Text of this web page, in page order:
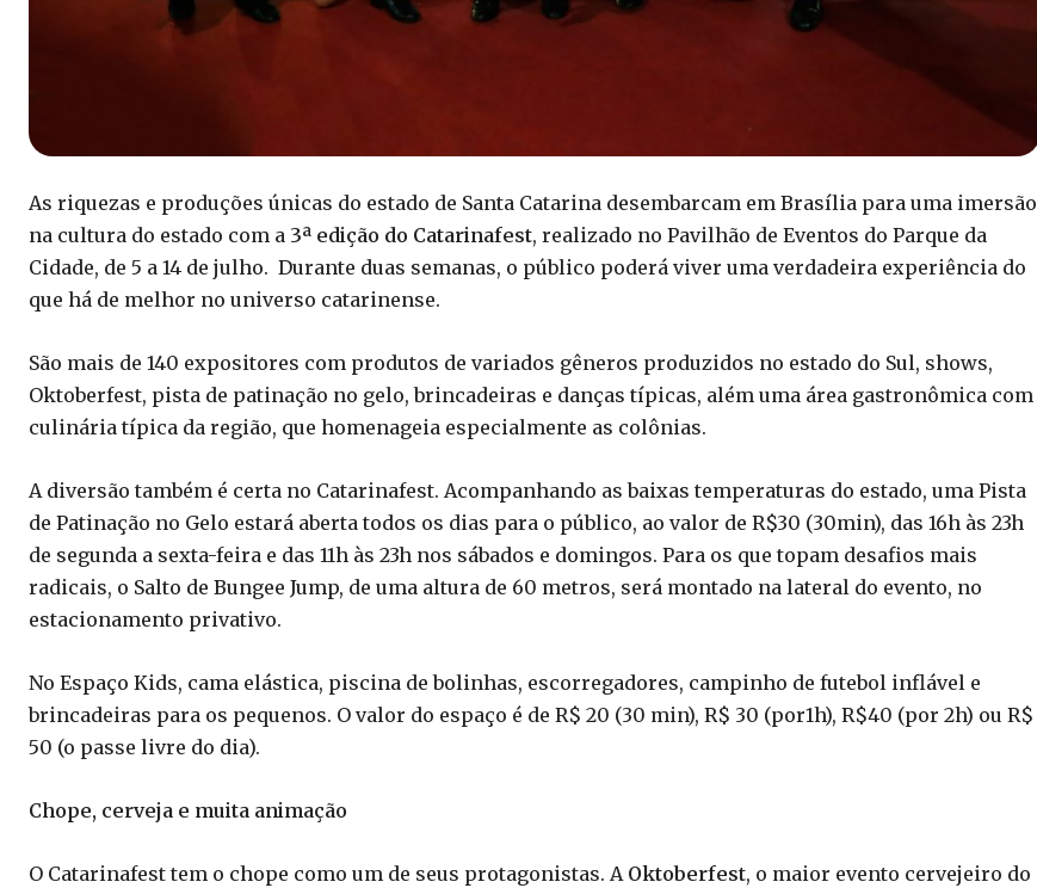
As riquezas e produções únicas do estado de Santa Catarina desembarcam em Brasília para uma imersão
na cultura do estado com a 3ª edição do Catarinafest, realizado no Pavilhão de Eventos do Parque da
Cidade, de 5 a 14 de julho. Durante duas semanas, o público poderá viver uma verdadeira experiência do
que há de melhor no universo catarinense.
São mais de 140 expositores com produtos de variados gêneros produzidos no estado do Sul, shows,
Oktoberfest, pista de patinação no gelo, brincadeiras e danças típicas, além uma área gastronômica com
culinária típica da região, que homenageia especialmente as colônias.
A diversão também é certa no Catarinafest. Acompanhando as baixas temperaturas do estado, uma Pista
de Patinação no Gelo estará aberta todos os dias para o público, ao valor de R$30 (30min), das 16h às 23h
de segunda a sexta-feira e das 11h às 23h nos sábados e domingos. Para os que topam desafios mais
radicais, o Salto de Bungee Jump, de uma altura de 60 metros, será montado na lateral do evento, no
estacionamento privativo.
No Espaço Kids, cama elástica, piscina de bolinhas, escorregadores, campinho de futebol inflável e
brincadeiras para os pequenos. O valor do espaço é de R$ 20 (30 min), R$ 30 (por1h), R$40 (por 2h) ou R$
50 (o passe livre do dia).
Chope, cerveja e muita animação
O Catarinafest tem o chope como um de seus protagonistas. A Oktoberfest, o maior evento cervejeiro do